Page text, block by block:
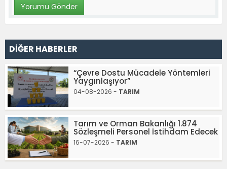
DİĞER HABERLER
“Çevre Dostu Mücadele Yöntemleri
Yaygınlaşıyor”
04-08-2026 - TARIM
Tarım ve Orman Bakanlığı 1.874
Sözleşmeli Personel İstihdam Edecek
16-07-2026 - TARIM